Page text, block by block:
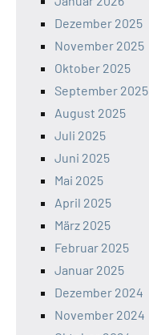
Dezember 2025
November 2025
Oktober 2025
September 2025
August 2025
Juli 2025
Juni 2025
Mai 2025
April 2025
März 2025
Februar 2025
Januar 2025
Dezember 2024
November 2024